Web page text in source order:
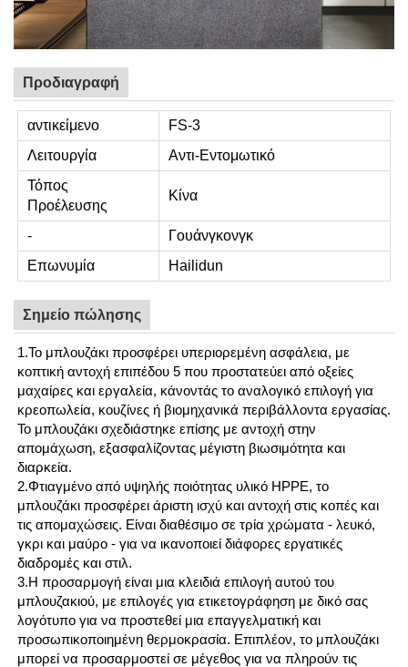
Προδιαγραφή
αντικείμενο
FS-3
Λειτουργία
Αντι-Εντομωτικό
Τόπος
Προέλευσης
Κίνα
-
Γουάνγκονγκ
Επωνυμία
Hailidun
Σημείο πώλησης
1.Το μπλουζάκι προσφέρει υπεριορεμένη ασφάλεια, με
κοπτική αντοχή επιπέδου 5 που προστατεύει από οξείες
μαχαίρες και εργαλεία, κάνοντάς το αναλογικό επιλογή για
κρεοπωλεία, κουζίνες ή βιομηχανικά περιβάλλοντα εργασίας.
Το μπλουζάκι σχεδιάστηκε επίσης με αντοχή στην
απομάχωση, εξασφαλίζοντας μέγιστη βιωσιμότητα και
διαρκεία.
2.Φτιαγμένο από υψηλής ποιότητας υλικό HPPE, το
μπλουζάκι προσφέρει άριστη ισχύ και αντοχή στις κοπές και
τις απομαχώσεις. Είναι διαθέσιμο σε τρία χρώματα - λευκό,
γκρι και μαύρο - για να ικανοποιεί διάφορες εργατικές
διαδρομές και στιλ.
3.Η προσαρμογή είναι μια κλειδιά επιλογή αυτού του
μπλουζακιού, με επιλογές για ετικετογράφηση με δικό σας
λογότυπο για να προστεθεί μια επαγγελματική και
προσωπικοποιημένη θερμοκρασία. Επιπλέον, το μπλουζάκι
μπορεί να προσαρμοστεί σε μέγεθος για να πληρούν τις